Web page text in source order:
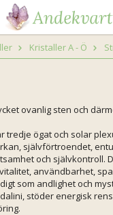
Kristaller A - Ö
ovanlig sten och
tredje ögat och solar
självförtroendet,
och självkontroll.
användbarhet,
som andlighet och
stöder energisk